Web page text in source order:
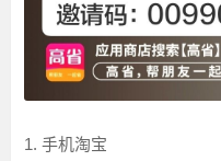
1. 手机淘宝